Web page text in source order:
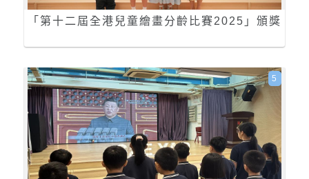
「第十二屆全港兒童繪畫分齡比賽2025」頒獎
5